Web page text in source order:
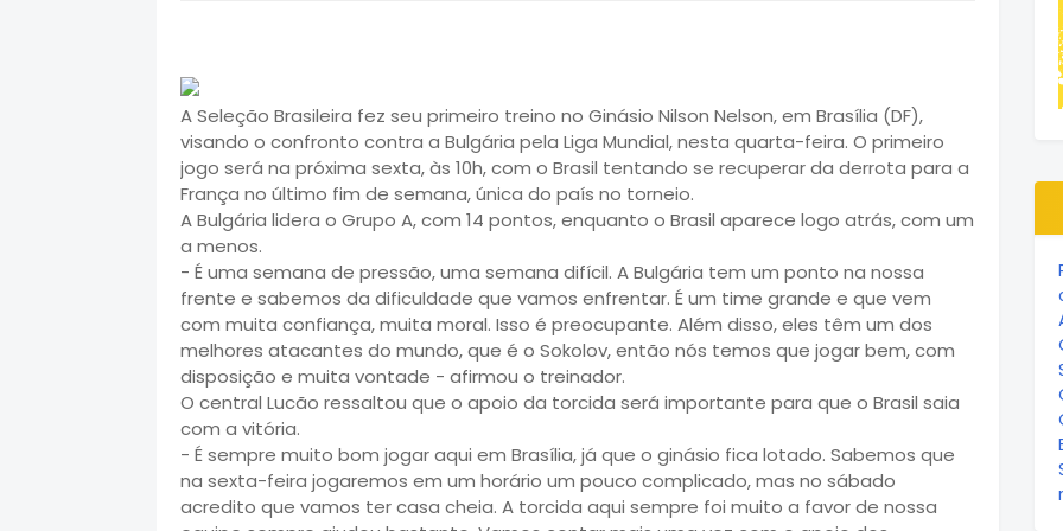
A Seleção Brasileira fez seu primeiro treino no Ginásio Nilson Nelson, em Brasília (DF),
visando o confronto contra a Bulgária pela Liga Mundial, nesta quarta-feira. O primeiro
jogo será na próxima sexta, às 10h, com o Brasil tentando se recuperar da derrota para a
França no último fim de semana, única do país no torneio.
A Bulgária lidera o Grupo A, com 14 pontos, enquanto o Brasil aparece logo atrás, com um
a menos.
- É uma semana de pressão, uma semana difícil. A Bulgária tem um ponto na nossa
frente e sabemos da dificuldade que vamos enfrentar. É um time grande e que vem
com muita confiança, muita moral. Isso é preocupante. Além disso, eles têm um dos
melhores atacantes do mundo, que é o Sokolov, então nós temos que jogar bem, com
disposição e muita vontade - afirmou o treinador.
O central Lucão ressaltou que o apoio da torcida será importante para que o Brasil saia
com a vitória.
- É sempre muito bom jogar aqui em Brasília, já que o ginásio fica lotado. Sabemos que
na sexta-feira jogaremos em um horário um pouco complicado, mas no sábado
acredito que vamos ter casa cheia. A torcida aqui sempre foi muito a favor de nossa